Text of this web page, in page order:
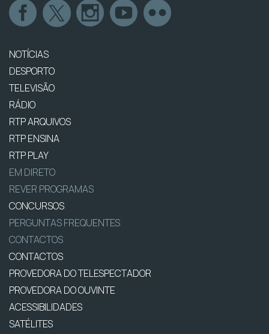
NOTÍCIAS
DESPORTO
TELEVISÃO
RÁDIO
RTP ARQUIVOS
RTP ENSINA
RTP PLAY
EM DIRETO
REVER PROGRAMAS
CONCURSOS
PERGUNTAS FREQUENTES
CONTACTOS
CONTACTOS
PROVEDORA DO TELESPECTADOR
PROVEDORA DO OUVINTE
ACESSIBILIDADES
SATÉLITES